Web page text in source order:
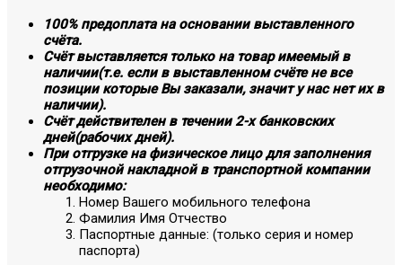
100% предоплата на основании выставленного
счёта.
Счёт выставляется только на товар имеемый в
наличии(т.е. если в выставленном счёте не все
позиции которые Вы заказали, значит у нас нет их в
наличии).
Счёт действителен в течении 2-х банковских
дней(рабочих дней).
При отгрузке на физическое лицо для заполнения
отгрузочной накладной в транспортной компании
необходимо:
Номер Вашего мобильного телефона
Фамилия Имя Отчество
Паспортные данные: (только серия и номер
паспорта)